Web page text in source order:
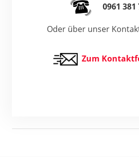
0961 381
Oder über unser
Zum